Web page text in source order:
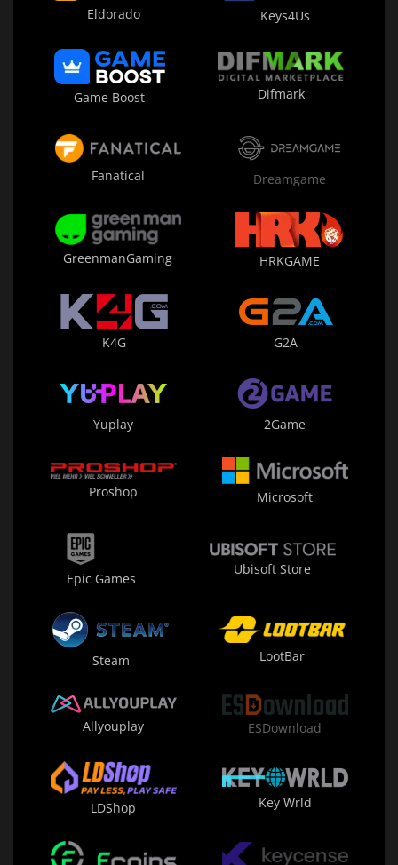
Eldorado Keys4Us
Game Boost Difmark
Fanatical Dreamgame
GreenmanGaming HRKGAME
K4G G2A
Yuplay 2Game
Proshop Microsoft
Epic Games
Ubisoft Store
Steam LootBar
Allyouplay ESDownload
LDShop Key Wrld